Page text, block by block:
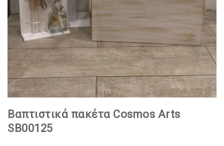
Βαπτιστικά πακέτα Cosmos Arts
SB00125